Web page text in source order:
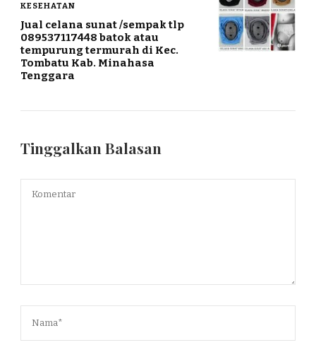
KESEHATAN
Jual celana sunat /sempak tlp
089537117448 batok atau
tempurung termurah di Kec.
Tombatu Kab. Minahasa
Tenggara
Tinggalkan Balasan